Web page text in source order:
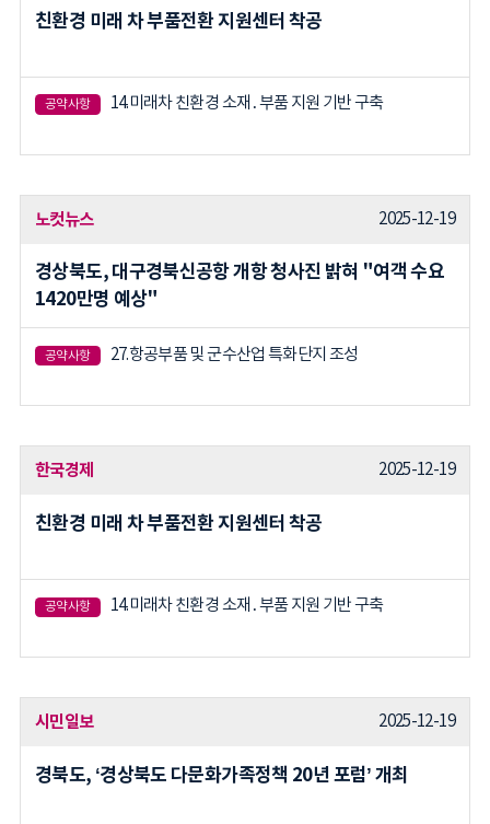
친환경 미래 차 부품전환 지원센터 착공
공약사항 14.미래차 친환경 소재․부품 지원 기반 구축
노컷뉴스 2025-12-19
경상북도, 대구경북신공항 개항 청사진 밝혀 "여객 수요
1420만명 예상"
공약사항 27.항공부품 및 군수산업 특화단지 조성
한국경제 2025-12-19
친환경 미래 차 부품전환 지원센터 착공
공약사항 14.미래차 친환경 소재․부품 지원 기반 구축
시민일보 2025-12-19
경북도, ‘경상북도 다문화가족정책 20년 포럼’ 개최